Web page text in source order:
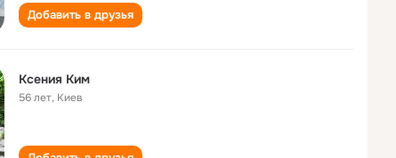
Добавить в друзья
Ксения Ким
56 лет, Киев